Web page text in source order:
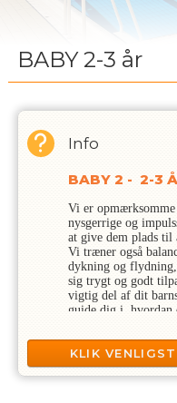
BABY 2-3 år
Info
BABY 2 - 2-3
Vi er opmærksomme
nysgerrige og
at give dem plads til
Vi træner også
dykning og
sig trygt og godt
vigtig del af dit
guide dig i, hvordan
Svømningen foregår
Babyholdet 2-3 år,
KLIK